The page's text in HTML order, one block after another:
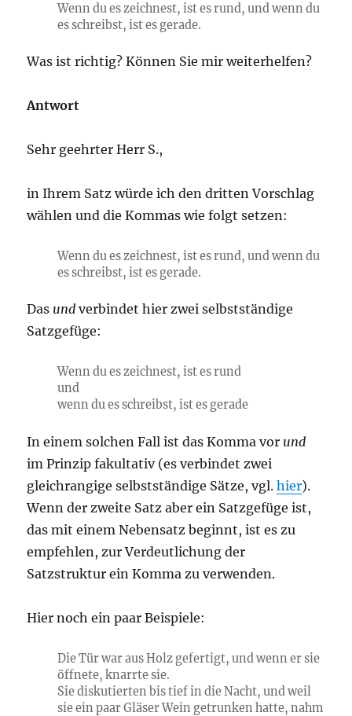
Wenn du es zeichnest, ist es rund, und wenn du
es schreibst, ist es gerade.
Was ist richtig? Können Sie mir weiterhelfen?
Antwort
Sehr geehrter Herr S.,
in Ihrem Satz würde ich den dritten Vorschlag
wählen und die Kommas wie folgt setzen:
Wenn du es zeichnest, ist es rund, und wenn du
es schreibst, ist es gerade.
Das und verbindet hier zwei selbstständige
Satzgefüge:
Wenn du es zeichnest, ist es rund
und
wenn du es schreibst, ist es gerade
In einem solchen Fall ist das Komma vor und
im Prinzip fakultativ (es verbindet zwei
gleichrangige selbstständige Sätze, vgl.hier).
Wenn der zweite Satz aber ein Satzgefüge ist,
das mit einem Nebensatz beginnt, ist es zu
empfehlen, zur Verdeutlichung der
Satzstruktur ein Komma zu verwenden.
Hier noch ein paar Beispiele:
Die Tür war aus Holz gefertigt, und wenn er sie
öffnete, knarrte sie.
Sie diskutierten bis tief in die Nacht, und weil
sie ein paar Gläser Wein getrunken hatte, nahm